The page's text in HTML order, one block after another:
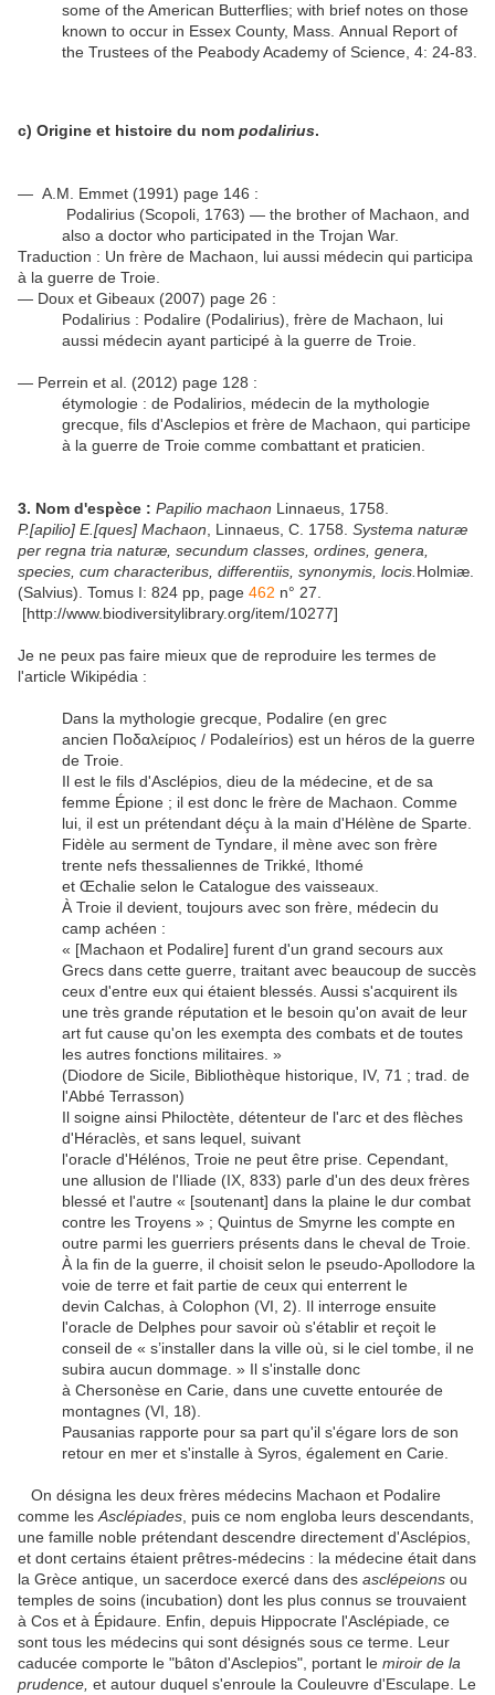
some of the American Butterflies; with brief notes on those
known to occur in Essex County, Mass. Annual Report of
the Trustees of the Peabody Academy of Science, 4: 24-83.
c) Origine et histoire du nom podalirius.
— A.M. Emmet (1991) page 146 :
Podalirius (Scopoli, 1763) — the brother of Machaon, and
also a doctor who participated in the Trojan War.
Traduction : Un frère de Machaon, lui aussi médecin qui participa
à la guerre de Troie.
— Doux et Gibeaux (2007) page 26 :
Podalirius : Podalire (Podalirius), frère de Machaon, lui
aussi médecin ayant participé à la guerre de Troie.
— Perrein et al. (2012) page 128 :
étymologie : de Podalirios, médecin de la mythologie
grecque, fils d'Asclepios et frère de Machaon, qui participe
à la guerre de Troie comme combattant et praticien.
3. Nom d'espèce : Papilio machaon Linnaeus, 1758.
P.[apilio] E.[ques] Machaon , Linnaeus, C. 1758. Systema naturæ
per regna tria naturæ, secundum classes, ordines, genera,
species, cum characteribus, differentiis, synonymis, locis. Holmiæ.
(Salvius). Tomus I: 824 pp, page 462 n° 27.
[http://www.biodiversitylibrary.org/item/10277]
Je ne peux pas faire mieux que de reproduire les termes de
l'article Wikipédia :
Dans la mythologie grecque, Podalire (en grec
ancien Ποδαλείριος / Podaleírios) est un héros de la guerre
de Troie.
Il est le fils d'Asclépios, dieu de la médecine, et de sa
femme Épione ; il est donc le frère de Machaon. Comme
lui, il est un prétendant déçu à la main d'Hélène de Sparte.
Fidèle au serment de Tyndare, il mène avec son frère
trente nefs thessaliennes de Trikké, Ithomé
et Œchalie selon le Catalogue des vaisseaux.
À Troie il devient, toujours avec son frère, médecin du
camp achéen :
« [Machaon et Podalire] furent d'un grand secours aux
Grecs dans cette guerre, traitant avec beaucoup de succès
ceux d'entre eux qui étaient blessés. Aussi s'acquirent ils
une très grande réputation et le besoin qu'on avait de leur
art fut cause qu'on les exempta des combats et de toutes
les autres fonctions militaires. »
(Diodore de Sicile, Bibliothèque historique, IV, 71 ; trad. de
l'Abbé Terrasson)
Il soigne ainsi Philoctète, détenteur de l'arc et des flèches
d'Héraclès, et sans lequel, suivant
l'oracle d'Hélénos, Troie ne peut être prise. Cependant,
une allusion de l'Iliade (IX, 833) parle d'un des deux frères
blessé et l'autre « [soutenant] dans la plaine le dur combat
contre les Troyens » ; Quintus de Smyrne les compte en
outre parmi les guerriers présents dans le cheval de Troie.
À la fin de la guerre, il choisit selon le pseudo-Apollodore la
voie de terre et fait partie de ceux qui enterrent le
devin Calchas, à Colophon (VI, 2). Il interroge ensuite
l'oracle de Delphes pour savoir où s'établir et reçoit le
conseil de « s’installer dans la ville où, si le ciel tombe, il ne
subira aucun dommage. » Il s'installe donc
à Chersonèse en Carie, dans une cuvette entourée de
montagnes (VI, 18).
Pausanias rapporte pour sa part qu'il s'égare lors de son
retour en mer et s'installe à Syros, également en Carie.
On désigna les deux frères médecins Machaon et Podalire
comme les Asclépiades , puis ce nom engloba leurs descendants,
une famille noble prétendant descendre directement d'Asclépios,
et dont certains étaient prêtres-médecins : la médecine était dans
la Grèce antique, un sacerdoce exercé dans des asclépeions ou
temples de soins (incubation) dont les plus connus se trouvaient
à Cos et à Épidaure. Enfin, depuis Hippocrate l'Asclépiade, ce
sont tous les médecins qui sont désignés sous ce terme. Leur
caducée comporte le "bâton d'Asclepios", portant le miroir de la
prudence, et autour duquel s'enroule la Couleuvre d'Esculape. Le